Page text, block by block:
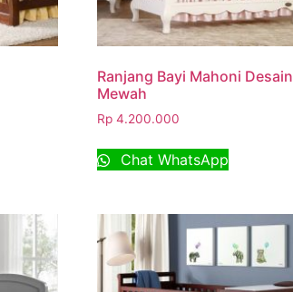
Ranjang Bayi Mahoni Desain
Mewah
Rp 4.200.000
Chat WhatsApp